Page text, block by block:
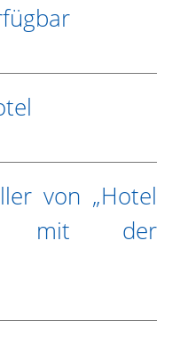
von „Hotel
mit der